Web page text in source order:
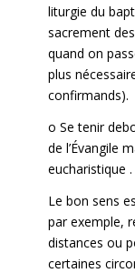
liturgie du
sacrement
quand on
plus
confirmands).
o Se tenir
de l’Évangile
eucharistique .
Le bon sens
par exemple,
distances ou
certaines